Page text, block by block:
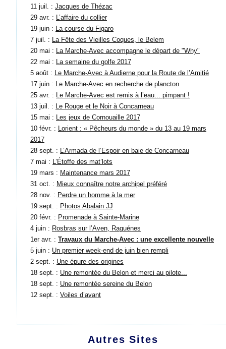
11 juil. : Jacques de Thézac
29 avr. : L’affaire du collier
19 juin : La course du Figaro
7 juil. : La Fête des Vieilles Coques, le Belem
20 mai : La Marche-Avec accompagne le départ de "Why"
22 mai : La semaine du golfe 2017
5 août : Le Marche-Avec à Audierne pour la Route de l’Amitié
17 juin : Le Marche-Avec en recherche de plancton
25 avr. : Le Marche-Avec est remis à l’eau... pimpant !
13 juil. : Le Rouge et le Noir à Concarneau
15 mai : Les jeux de Cornouaille 2017
10 févr. : Lorient : « Pêcheurs du monde » du 13 au 19 mars
2017
28 sept. : L’Armada de l’Espoir en baie de Concarneau
7 mai : L’Étoffe des mat’lots
19 mars : Maintenance mars 2017
31 oct. : Mieux connaître notre archipel préféré
28 nov. : Perdre un homme à la mer
19 sept. : Photos Abalain JJ
20 févr. : Promenade à Sainte-Marine
4 juin : Rosbras sur l’Aven, Raguénes
1er avr. : Travaux du Marche-Avec : une excellente nouvelle
5 juin : Un premier week-end de juin bien rempli
2 sept. : Une épure des origines
18 sept. : Une remontée du Belon et merci au pilote...
18 sept. : Une remontée sereine du Belon
12 sept. : Voiles d’avant
Autres Sites